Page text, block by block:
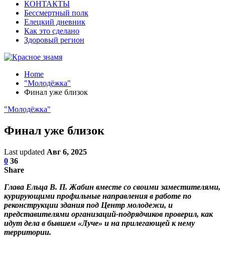
КОНТАКТЫ
Бессмертный полк
Елецкий дневник
Как это сделано
Здоровый регион
Home
"Молодёжка"
Финал уже близок
"Молодёжка"
Финал уже близок
Last updated Авг 6, 2025
0 36
Share
Глава Ельца В. П. Жабин вместе со своими заместителями,
курирующими профильные направления в работе по
реконструкции здания под Центр молодежи, и
представителями организаций-подрядчиков проверил, как
идут дела в бывшем «Луче» и на прилегающей к нему
территории.